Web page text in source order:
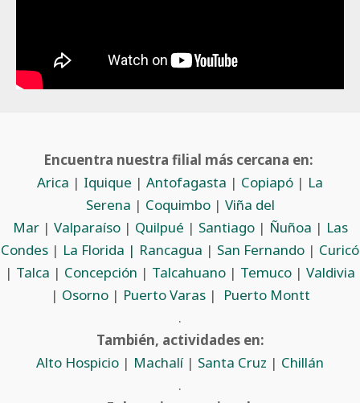
Encuentra nuestra filial más cercana en:
Arica | Iquique | Antofagasta | Copiapó | La
Serena | Coquimbo| Viña del
Mar| Valparaíso| Quilpué | Santiago| Ñuñoa | Las
Condes | La Florida | Rancagua | San Fernando | Curicó
| Talca | Concepción | Talcahuano | Temuco | Valdivia
| Osorno| Puerto Varas|
Puerto Montt
.
También, actividades en:
Alto Hospicio | Machalí | Santa Cruz | Chillán
.